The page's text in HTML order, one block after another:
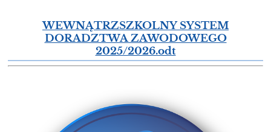
WEWNĄTRZSZKOLNY SYSTEM
DORADZTWA ZAWODOWEGO
2025/2026.odt